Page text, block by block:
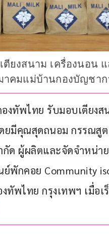
ยงสนาม เครื่องนอน
าคมแม่บ้านกองบัญชาก
งทัพไทย รับมอบเตียงส
ยมีคุณสุดถนอม กรรณสูต
กัด ผู้ผลิตและจัดจำหน่
พักคอย Community
พไทย กรุงเทพฯ เมื่อเ